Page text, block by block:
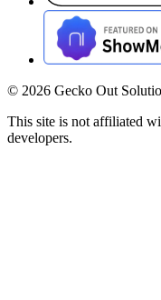
© 2026 Gecko Out
This site is not affiliated
developers.